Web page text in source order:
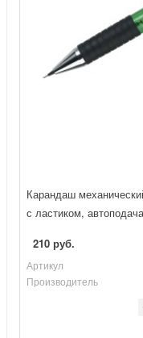
Карандаш
с ластиком,
210 руб.
Артикул
Производитель